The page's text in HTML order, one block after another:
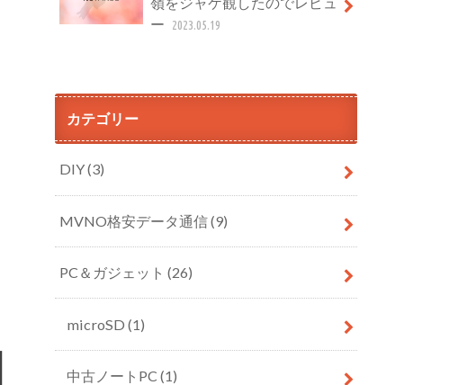
ー 2023.05.19
カテゴリー
DIY(3)
MVNO格安データ通信(9)
PC＆ガジェット (26)
microSD (1)
中古ノートPC (1)